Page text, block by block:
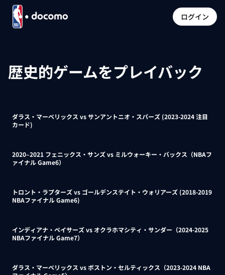
ログイン
歴史的ゲームをプレイバック
ダラス・マーベリックス vs サンアントニオ・スパーズ (2023-2024 注目
カード)
2020–2021 フェニックス・サンズ vs ミルウォーキー・バックス（NBAフ
ァイナル Game6）
トロント・ラプターズ vs ゴールデンステイト・ウォリアーズ (2018-2019
NBAファイナル Game6)
インディアナ・ペイサーズ vs オクラホマシティ・サンダー（2024-2025
NBAファイナル Game7）
ダラス・マーベリックス vs ボストン・セルティックス（2023-2024 NBA